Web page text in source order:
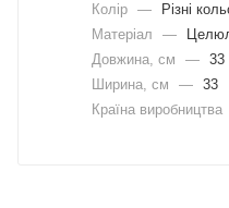
Колір —
Різні
Матеріал
—
Довжина, cм
— 33
Ширина, cм
— 33
Країна виробництва